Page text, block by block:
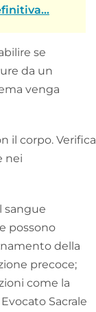
se
da un
venga
il corpo. Verifica
nei
sangue
possono
della
precoce;
come la
Sacrale